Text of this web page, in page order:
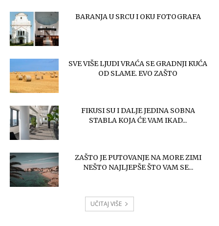
BARANJA U SRCU I OKU FOTOGRAFA
SVE VIŠE LJUDI VRAĆA SE GRADNJI KUĆA
OD SLAME. EVO ZAŠTO
FIKUSI SU I DALJE JEDINA SOBNA
STABLA KOJA ĆE VAM IKAD...
ZAŠTO JE PUTOVANJE NA MORE ZIMI
NEŠTO NAJLJEPŠE ŠTO VAM SE...
UČITAJ VIŠE